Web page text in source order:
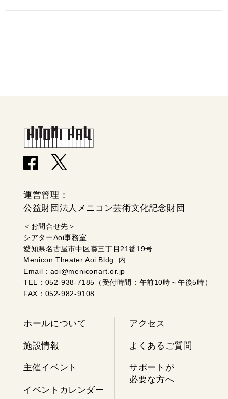
運営管理：
公益財団法人メニコン芸術文化記念財団
＜お問合せ先＞
シアターAoi事務室
愛知県名古屋市中区葵三丁目21番19号
Menicon Theater Aoi Bldg. 内
Email：aoi@meniconart.or.jp
TEL：052-938-7185（受付時間：午前10時～午後5時）
FAX：052-982-9108
ホールについて
施設情報
主催イベント
イベントカレンダー
アクセス
よくあるご質問
サポートが
必要な方へ